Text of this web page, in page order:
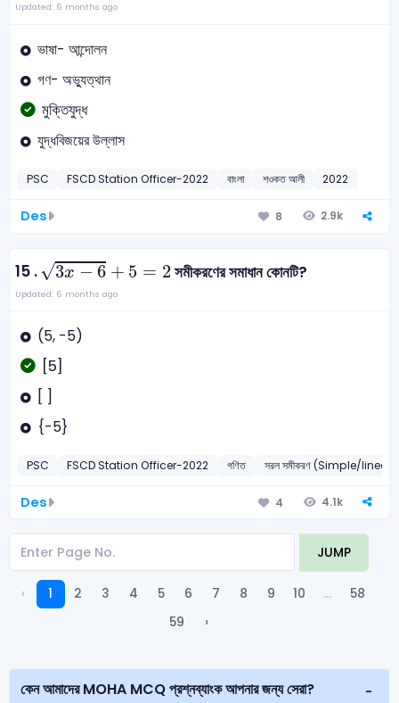
Updated: 6 months ago
ভাষা- আন্দোলন
গণ- অভ্যুত্থান
মুক্তিযুদ্ধ
যুদ্ধবিজয়ের উল্লাস
PSC FSCD Station Officer-2022 বাংলা শওকত আলী 2022
Des 8 2.9k
15 .√3x − 6 + 5 = 2
x-6+5=2 সমীকরণের সমাধান কোনটি?
Updated: 6 months ago
(5, -5)
[5]
[ ]
{-5}
PSC FSCD Station Officer-2022 গণিত সরল সমীকরণ (Simple/
Des 4 4.1k
JUMP
‹ 1 2 3 4 5 6 7 8 9 10 ...
58
59
›
কেন আমাদের MOHA MCQ প্রশ্নব্যাংক আপনার জন্য সেরা?